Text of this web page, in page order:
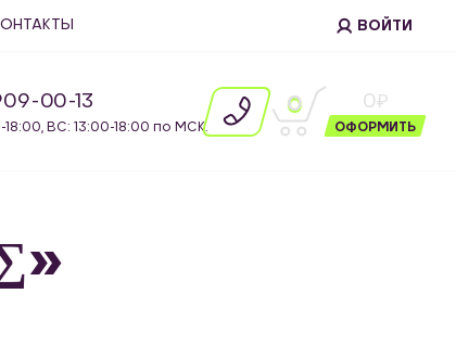
ВОЙТИ
00-13
18:00, ВС: 13:00-18:00 по МСК.
0 0
ОФОРМИТЬ